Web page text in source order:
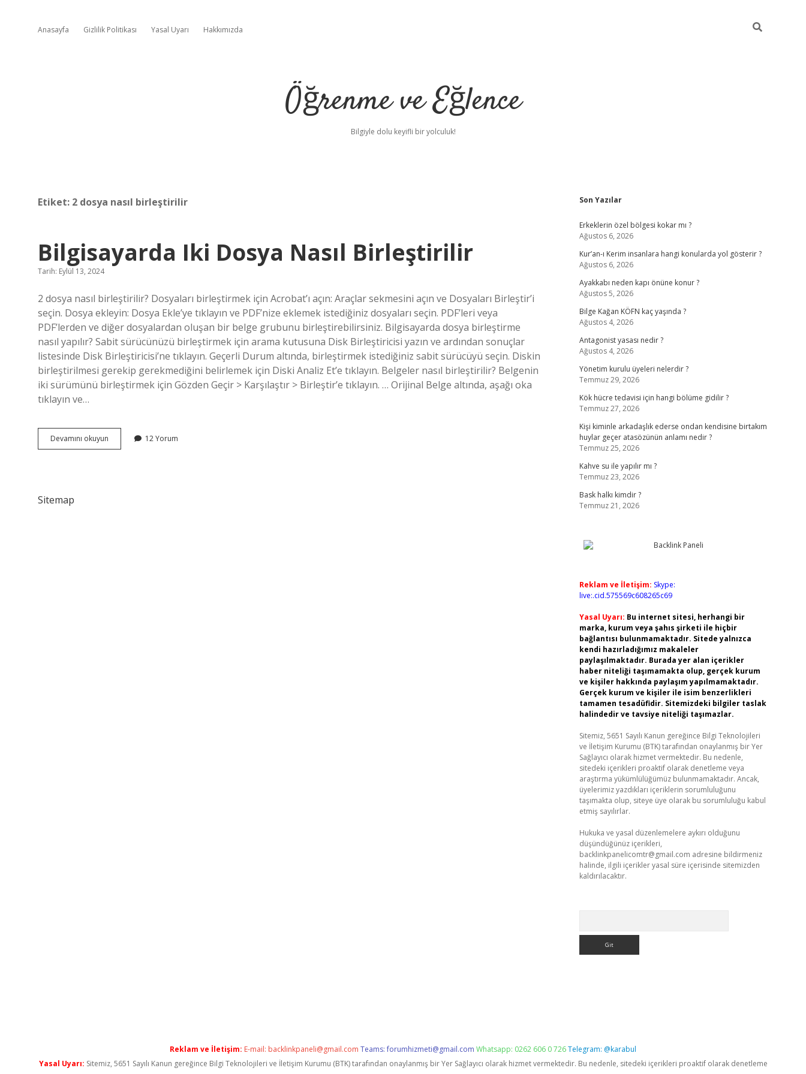
Anasayfa Gizlilik Politikası Yasal Uyarı Hakkımızda
Öğrenme ve Eğlence
Bilgiyle dolu keyifli bir yolculuk!
Etiket: 2 dosya nasıl birleştirilir
Bilgisayarda Iki Dosya Nasıl Birleştirilir
Tarih: Eylül 13, 2024
2 dosya nasıl birleştirilir? Dosyaları birleştirmek için Acrobat’ı açın: Araçlar sekmesini açın ve Dosyaları Birleştir’i
seçin. Dosya ekleyin: Dosya Ekle’ye tıklayın ve PDF’nize eklemek istediğiniz dosyaları seçin. PDF’leri veya
PDF’lerden ve diğer dosyalardan oluşan bir belge grubunu birleştirebilirsiniz. Bilgisayarda dosya birleştirme
nasıl yapılır? Sabit sürücünüzü birleştirmek için arama kutusuna Disk Birleştiricisi yazın ve ardından sonuçlar
listesinde Disk Birleştiricisi’ne tıklayın. Geçerli Durum altında, birleştirmek istediğiniz sabit sürücüyü seçin. Diskin
birleştirilmesi gerekip gerekmediğini belirlemek için Diski Analiz Et’e tıklayın. Belgeler nasıl birleştirilir? Belgenin
iki sürümünü birleştirmek için Gözden Geçir > Karşılaştır > Birleştir’e tıklayın. … Orijinal Belge altında, aşağı oka
tıklayın ve…
Devamını okuyun Bilgisayarda
Iki
12 Yorum
Sitemap
Sidebar
Son Yazılar
Erkeklerin özel bölgesi kokar mı ?
Ağustos 6, 2026
Kur’an-ı Kerim insanlara hangi konularda yol gösterir ?
Ağustos 6, 2026
Ayakkabı neden kapı önüne konur ?
Ağustos 5, 2026
Bilge Kağan KÖFN kaç yaşında ?
Ağustos 4, 2026
Antagonist yasası nedir ?
Ağustos 4, 2026
Yönetim kurulu üyeleri nelerdir ?
Temmuz 29, 2026
Kök hücre tedavisi için hangi bölüme gidilir ?
Temmuz 27, 2026
Kişi kiminle arkadaşlık ederse ondan kendisine birtakım
huylar geçer atasözünün anlamı nedir ?
Temmuz 25, 2026
Kahve su ile yapılır mı ?
Temmuz 23, 2026
Bask halkı kimdir ?
Temmuz 21, 2026
Reklam ve İletişim: Skype:
live:.cid.575569c608265c69
Yasal Uyarı: Bu internet sitesi, herhangi bir
marka, kurum veya şahıs şirketi ile hiçbir
bağlantısı bulunmamaktadır. Sitede yalnızca
kendi hazırladığımız makaleler
paylaşılmaktadır. Burada yer alan içerikler
haber niteliği taşımamakta olup, gerçek kurum
ve kişiler hakkında paylaşım yapılmamaktadır.
Gerçek kurum ve kişiler ile isim benzerlikleri
tamamen tesadüfidir. Sitemizdeki bilgiler taslak
halindedir ve tavsiye niteliği taşımazlar.
Sitemiz, 5651 Sayılı Kanun gereğince Bilgi Teknolojileri
ve İletişim Kurumu (BTK) tarafından onaylanmış bir Yer
Sağlayıcı olarak hizmet vermektedir. Bu nedenle,
sitedeki içerikleri proaktif olarak denetleme veya
araştırma yükümlülüğümüz bulunmamaktadır. Ancak,
üyelerimiz yazdıkları içeriklerin sorumluluğunu
taşımakta olup, siteye üye olarak bu sorumluluğu kabul
etmiş sayılırlar.
Hukuka ve yasal düzenlemelere aykırı olduğunu
düşündüğünüz içerikleri,
backlinkpanelicomtr@gmail.com adresine bildirmeniz
halinde, ilgili içerikler yasal süre içerisinde sitemizden
kaldırılacaktır.
Reklam ve İletişim: E-mail: backlinkpaneli@gmail.com Teams:forumhizmeti@gmail.com Whatsapp: 0262 606 0 726Telegram: @karabul
Yasal Uyarı: Sitemiz, 5651 Sayılı Kanun gereğince Bilgi Teknolojileri ve İletişim Kurumu (BTK) tarafından onaylanmış bir Yer Sağlayıcı olarak hizmet vermektedir. Bu nedenle, sitedeki içerikleri proaktif olarak denetleme